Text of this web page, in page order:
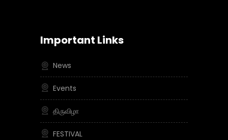
Important Links
News
Events
திருவிழா
FESTIVAL